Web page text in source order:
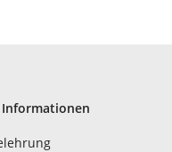
Informationen